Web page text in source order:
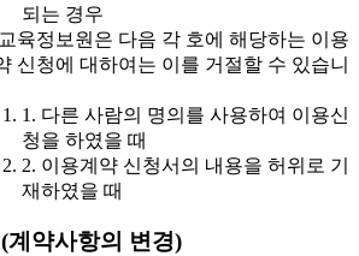
되는 경우
육정보원은 다음 각 호에 해당하는 이용
신청에 대하여는 이를 거절할 수 있습니
1. 다른 사람의 명의를 사용하여 이용신
청을 하였을 때
2. 이용계약 신청서의 내용을 허위로 기
재하였을 때
계약사항의 변경)